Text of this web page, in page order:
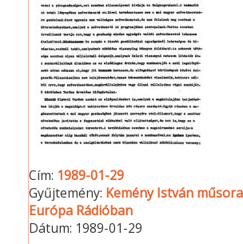
Cím: 1989-01-29
Gyűjtemény: Kemény István
Európa Rádióban
Dátum: 1989-01-29